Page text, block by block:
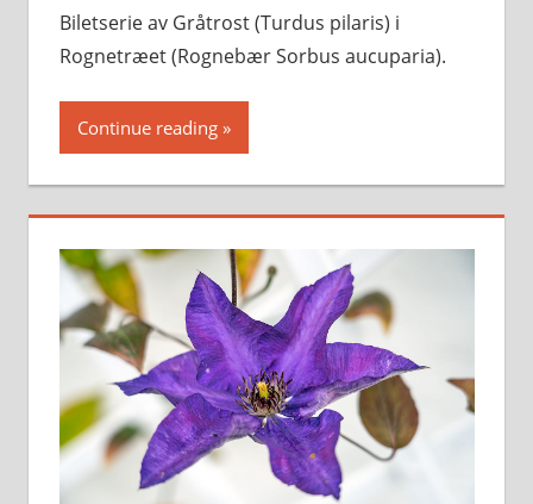
Biletserie av G⁠råtrost (T⁠urdus pilaris) i
Rognetræet (Rognebær Sorbus aucuparia).
Continue reading